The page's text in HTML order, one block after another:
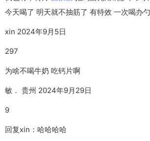
今天喝了 明天就不抽筋了 有特效 一次喝办
xin 2024年9月5日
297
为啥不喝牛奶 吃钙片啊
敏． 贵州 2024年9月29日
9
回复xin：哈哈哈哈